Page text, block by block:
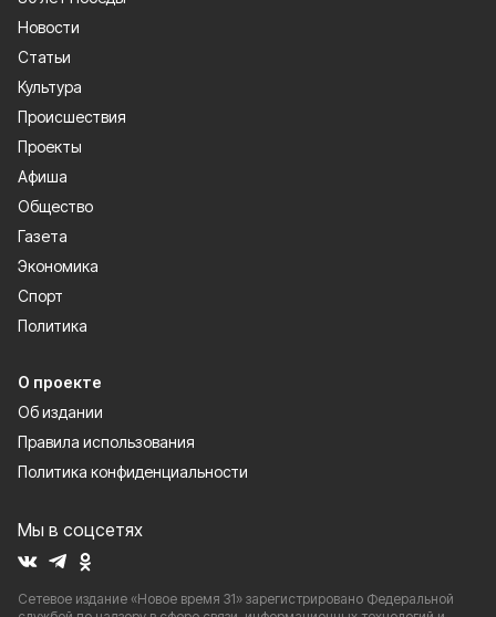
Новости
Статьи
Культура
Происшествия
Проекты
Афиша
Общество
Газета
Экономика
Спорт
Политика
О проекте
Об издании
Правила использования
Политика конфиденциальности
Мы в соцсетях
Сетевое издание «Новое время 31» зарегистрировано Федеральной